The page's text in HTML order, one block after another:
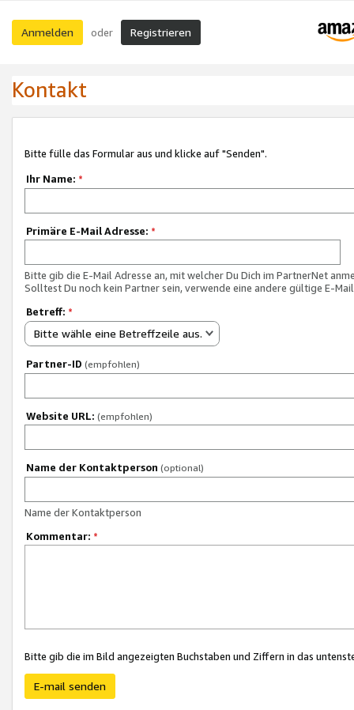
Anmelden oder Registrieren
Kontakt
Bitte fülle das Formular aus und klicke auf "Senden".
Ihr Name: *
Primäre E-Mail Adresse: *
Bitte gib die E-Mail Adresse an, mit welcher Du Dich im PartnerNet
Solltest Du noch kein Partner sein, verwende eine andere gültige E-
Betreff: *
Bitte wähle eine Betreffzeile aus.
Partner-ID (empfohlen)
Website URL: (empfohlen)
Name der Kontaktperson (optional)
Name der Kontaktperson
Kommentar: *
Bitte gib die im Bild angezeigten Buchstaben und Ziffern in das
E-mail senden